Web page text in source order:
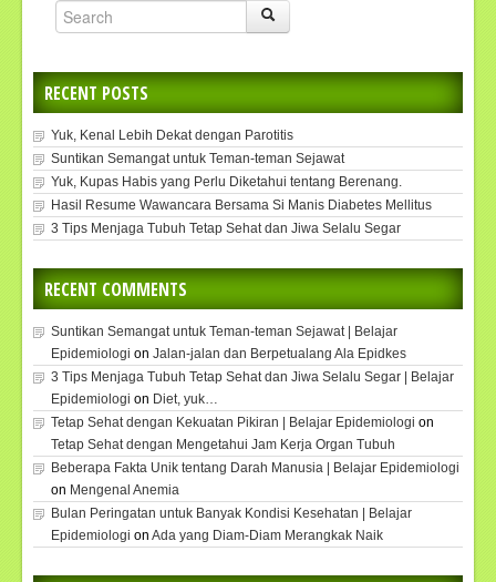
RECENT POSTS
Yuk, Kenal Lebih Dekat dengan Parotitis
Suntikan Semangat untuk Teman-teman Sejawat
Yuk, Kupas Habis yang Perlu Diketahui tentang Berenang.
Hasil Resume Wawancara Bersama Si Manis Diabetes Mellitus
3 Tips Menjaga Tubuh Tetap Sehat dan Jiwa Selalu Segar
RECENT COMMENTS
Suntikan Semangat untuk Teman-teman Sejawat | Belajar
Epidemiologi on Jalan-jalan dan Berpetualang Ala Epidkes
3 Tips Menjaga Tubuh Tetap Sehat dan Jiwa Selalu Segar | Belajar
Epidemiologi on Diet, yuk…
Tetap Sehat dengan Kekuatan Pikiran | Belajar Epidemiologi on
Tetap Sehat dengan Mengetahui Jam Kerja Organ Tubuh
Beberapa Fakta Unik tentang Darah Manusia | Belajar Epidemiologi
on Mengenal Anemia
Bulan Peringatan untuk Banyak Kondisi Kesehatan | Belajar
Epidemiologi on Ada yang Diam-Diam Merangkak Naik